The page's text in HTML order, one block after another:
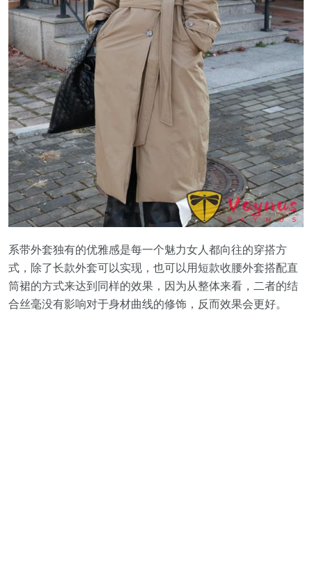
系带外套独有的优雅感是每一个魅力女人都向往的穿搭方
式，除了长款外套可以实现，也可以用短款收腰外套搭配直
筒裙的方式来达到同样的效果，因为从整体来看，二者的结
合丝毫没有影响对于身材曲线的修饰，反而效果会更好。